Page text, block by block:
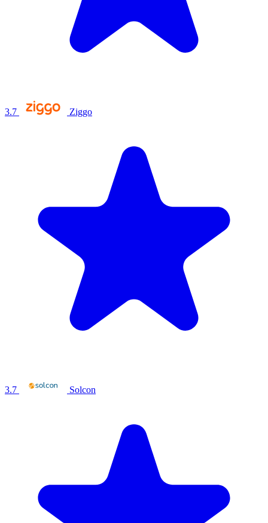
3.7 Ziggo
3.7 Solcon